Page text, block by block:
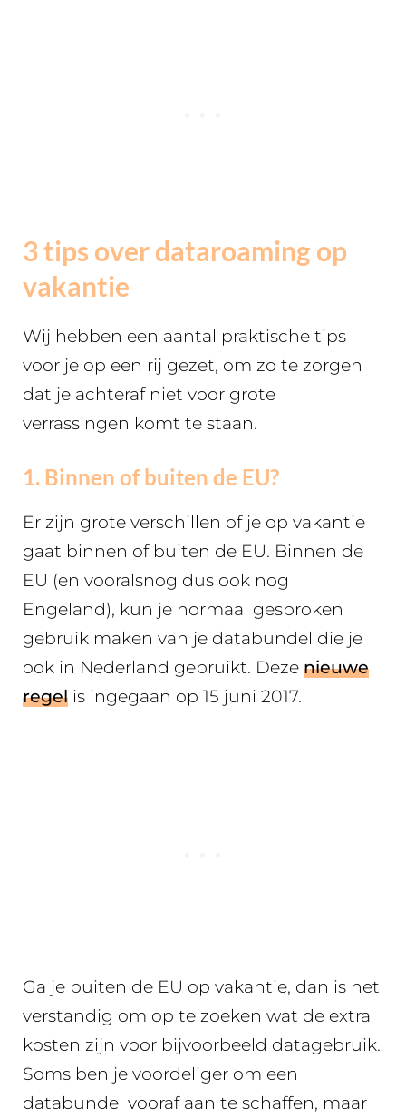
3 tips over dataroaming op
vakantie
Wij hebben een aantal praktische tips
voor je op een rij gezet, om zo te zorgen
dat je achteraf niet voor grote
verrassingen komt te staan.
1. Binnen of buiten de EU?
Er zijn grote verschillen of je op vakantie
gaat binnen of buiten de EU. Binnen de
EU (en vooralsnog dus ook nog
Engeland), kun je normaal gesproken
gebruik maken van je databundel die je
ook in Nederland gebruikt. Deze nieuwe
regel is ingegaan op 15 juni 2017.
Ga je buiten de EU op vakantie, dan is het
verstandig om op te zoeken wat de extra
kosten zijn voor bijvoorbeeld datagebruik.
Soms ben je voordeliger om een
databundel vooraf aan te schaffen, maar